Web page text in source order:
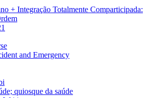
+ Integração Totalmente Comparticipada:
and Emergency
quiosque da saúde